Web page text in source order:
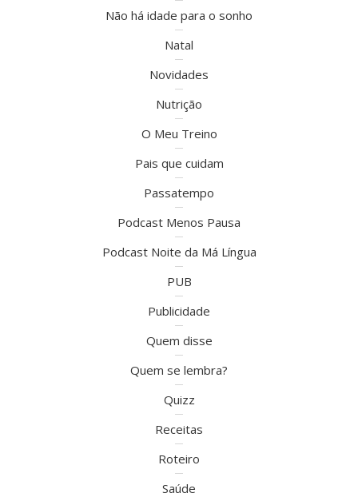
Não há idade para o sonho
Natal
Novidades
Nutrição
O Meu Treino
Pais que cuidam
Passatempo
Podcast Menos Pausa
Podcast Noite da Má Língua
PUB
Publicidade
Quem disse
Quem se lembra?
Quizz
Receitas
Roteiro
Saúde